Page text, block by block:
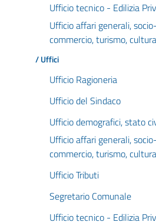
Ufficio tecnico - Edilizia
Ufficio affari generali,
commercio, turismo, cultura
/ Uffici
Ufficio Ragioneria
Ufficio del Sindaco
Ufficio demografici, stato
Ufficio affari generali,
commercio, turismo, cultura
Ufficio Tributi
Segretario Comunale
Ufficio tecnico - Edilizia